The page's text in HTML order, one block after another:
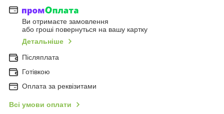
Ви отримаєте замовлення
або гроші повернуться на вашу картку
Детальніше
Післяплата
Готівкою
Оплата за реквізитами
Всі умови оплати